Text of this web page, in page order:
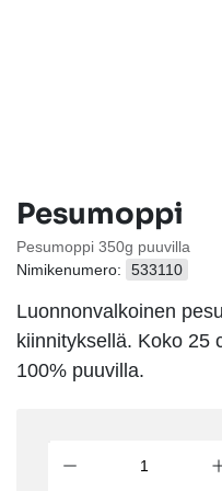
Pesumoppi
Pesumoppi 350g puuvilla
Nimikenumero:
533110
Luonnonvalkoinen
kiinnityksellä. Koko 25
100% puuvilla.